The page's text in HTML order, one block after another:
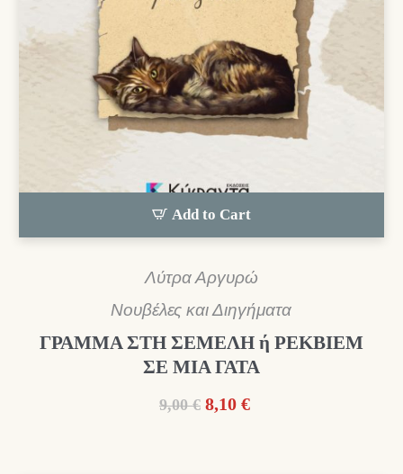
Add to Cart
Λύτρα Αργυρώ
Νουβέλες και Διηγήματα
ΓΡΑΜΜΑ ΣΤΗ ΣΕΜΕΛΗ ή ΡΕΚΒΙΕΜ
ΣΕ ΜΙΑ ΓΑΤΑ
9,00 € Original
8,10 €Η